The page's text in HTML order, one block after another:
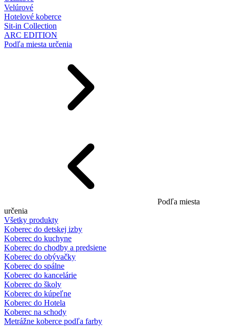
Velúrové
Hotelové koberce
Sit-in Collection
ARC EDITION
Podľa miesta určenia
Podľa miesta
určenia
Všetky produkty
Koberec do detskej izby
Koberec do kuchyne
Koberec do chodby a predsiene
Koberec do obývačky
Koberec do spálne
Koberec do kancelárie
Koberec do školy
Koberec do kúpeľne
Koberec do Hotela
Koberec na schody
Metrážne koberce podľa farby